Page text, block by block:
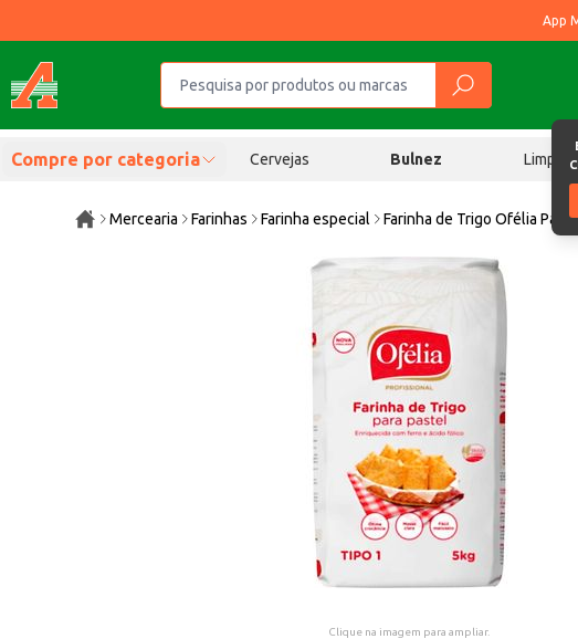
App
Compre por categoria Cervejas Bulnez
Mercearia Farinhas Farinha especial Farinha de Trigo Ofélia
Clique na imagem para ampliar.